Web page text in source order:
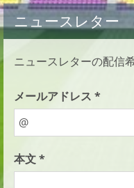
ニュースレター
ニュースレターの配信
メールアドレス *
本文 *